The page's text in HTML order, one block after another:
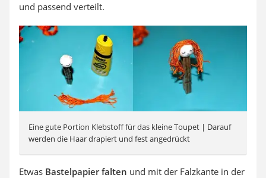
und passend verteilt.
Eine gute Portion Klebstoff für das kleine Toupet | Darauf
werden die Haar drapiert und fest angedrückt
Etwas Bastelpapier falten und mit der Falzkante in der